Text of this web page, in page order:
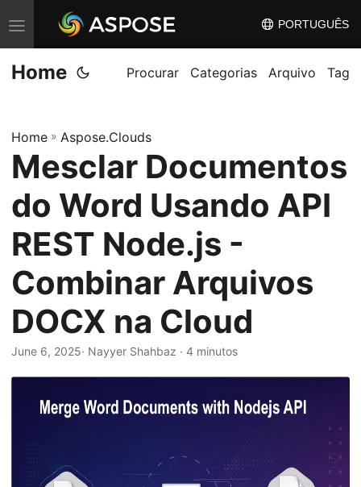
A
l
t
n
a
n
a
v
e
g
ç
PORTUGUÊS
Home Procurar Categorias Arquivo Tag
Home » Aspose.Clouds
Mesclar Documentos
do Word Usando API
REST Node.js -
Combinar Arquivos
DOCX na Cloud
June 6, 2025· Nayyer Shahbaz · 4 minutos